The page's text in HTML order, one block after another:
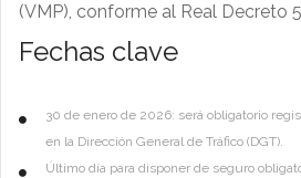
(VMP), conforme al Real Decreto
Fechas clave
30 de enero de 2026: será obligatorio
en la Dirección General de Tráfico (DGT).
Último día para disponer de seguro